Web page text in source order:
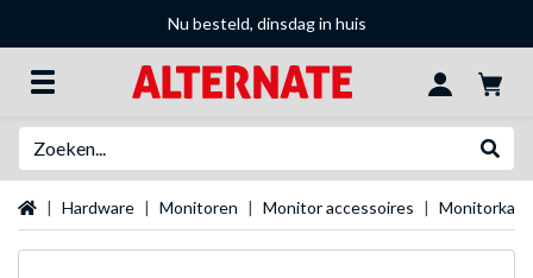
Nu besteld, dinsdag in huis
Startpagina
Hardware Monitoren Monitor accessoires